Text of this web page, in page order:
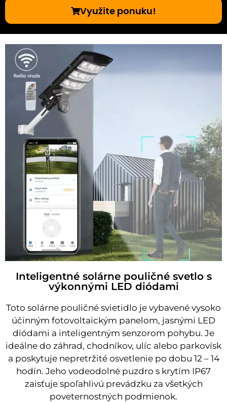
Využite ponuku!
Inteligentné solárne pouličné svetlo s
výkonnými LED diódami
Toto solárne pouličné svietidlo je vybavené vysoko
účinným fotovoltaickým panelom, jasnými LED
diódami a inteligentným senzorom pohybu. Je
ideálne do záhrad, chodníkov, ulíc alebo parkovísk
a poskytuje nepretržité osvetlenie po dobu 12 – 14
hodín. Jeho vodeodolné puzdro s krytím IP67
zaisťuje spoľahlivú prevádzku za všetkých
poveternostných podmienok.